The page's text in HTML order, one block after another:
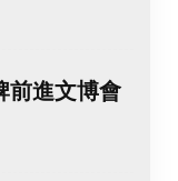
前進文博會